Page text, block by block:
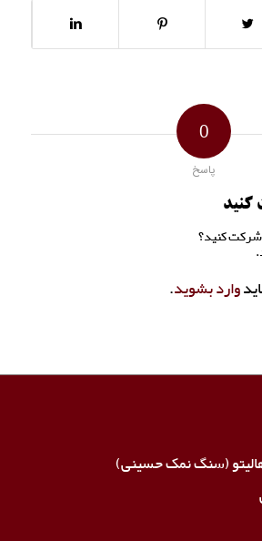
0
پاسخ
کنید
شرکت کنید؟
وارد بشوید.
(سنگ نمک حسینی)